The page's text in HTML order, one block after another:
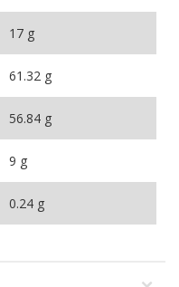
17 g
61.32 g
56.84 g
9 g
0.24 g